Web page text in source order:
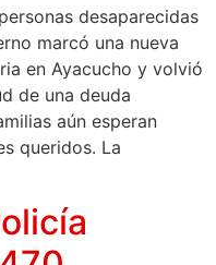
desaparecidas
marcó una nueva
en Ayacucho y volvió
de una deuda
aún esperan
queridos. La